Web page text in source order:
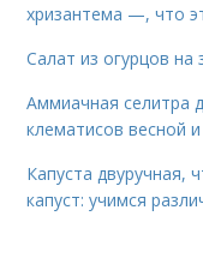
хризантема —, что
Салат из огурцов на
Аммиачная селитра
клематисов весной
Капуста двуручная,
капуст: учимся